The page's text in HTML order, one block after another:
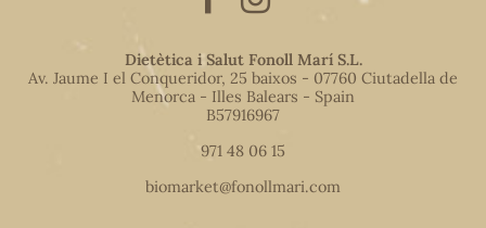
Dietètica i Salut Fonoll Marí S.L.
Av. Jaume I el Conqueridor, 25 baixos - 07760 Ciutadella de
Menorca - Illes Balears - Spain
B57916967
971 48 06 15
biomarket@fonollmari.com